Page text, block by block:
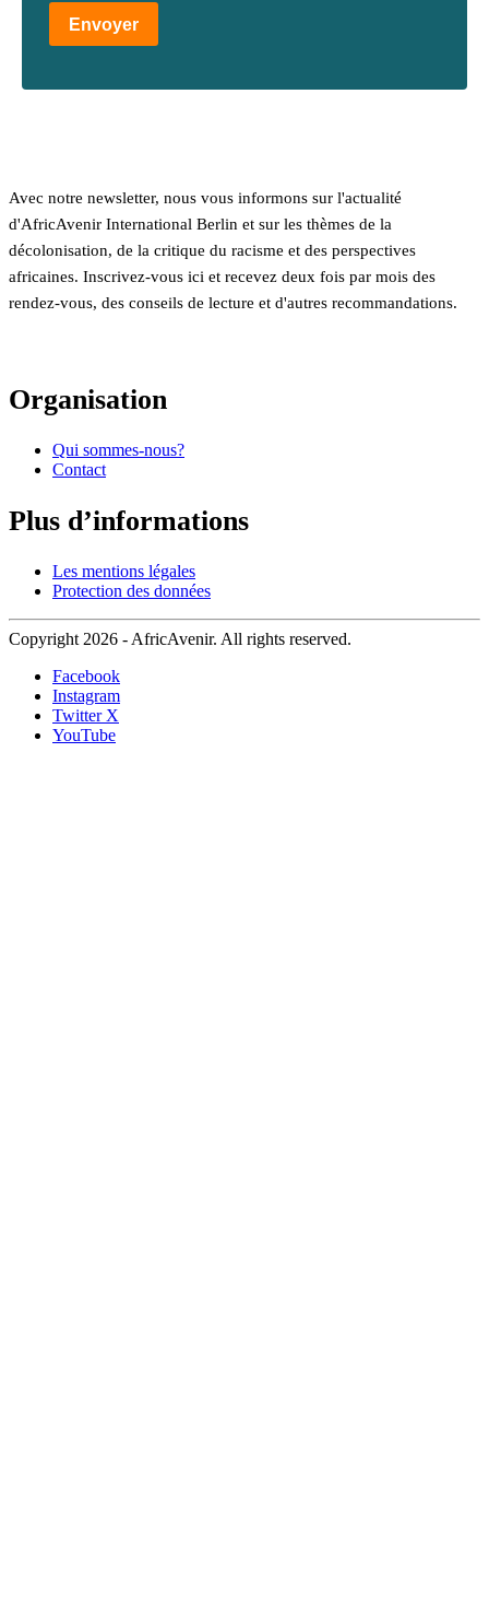
Envoyer
Avec notre newsletter, nous vous informons sur l'actualité
d'AfricAvenir International Berlin et sur les thèmes de la
décolonisation, de la critique du racisme et des perspectives
africaines. Inscrivez-vous ici et recevez deux fois par mois des
rendez-vous, des conseils de lecture et d'autres recommandations.
Organisation
Qui sommes-nous?
Contact
Plus d’informations
Les mentions légales
Protection des données
Copyright 2026 - AfricAvenir. All rights reserved.
Facebook
Instagram
Twitter X
YouTube